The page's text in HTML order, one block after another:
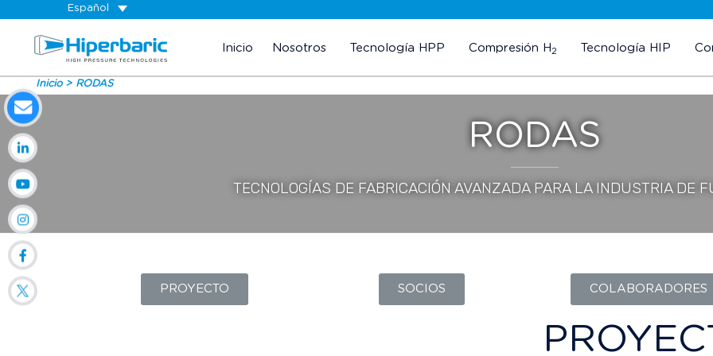
Español
Inicio Nosotros Tecnología HPP Compresión H2 Tecnología HIP
Inicio RODAS
RODAS
TECNOLOGÍAS DE FABRICACIÓN AVANZADA PARA LA INDUSTRIA DE
PROYECTO SOCIOS COLABORADORES